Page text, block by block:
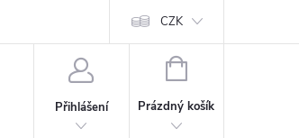
CZK
Přihlášení
NÁKUPNÍ
Prázdný košík